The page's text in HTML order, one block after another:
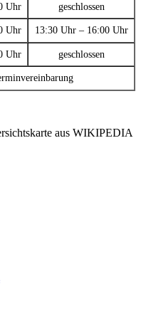
Uhr geschlossen
Uhr 13:30 Uhr – 16:00 Uhr
Uhr geschlossen